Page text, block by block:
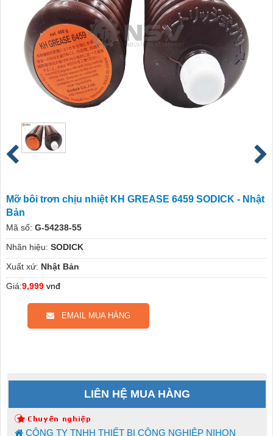
Mỡ bôi trơn chịu nhiệt KH GREASE 6459 SODICK - Nhật
Bản
Mã số: G-54238-55
Nhãn hiệu: SODICK
Xuất xứ: Nhật Bản
Giá:9,999 vnđ
EMAIL MUA HÀNG
LIÊN HỆ MUA HÀNG
CÔNG TY TNHH THIẾT BỊ CÔNG NGHIỆP NIHON